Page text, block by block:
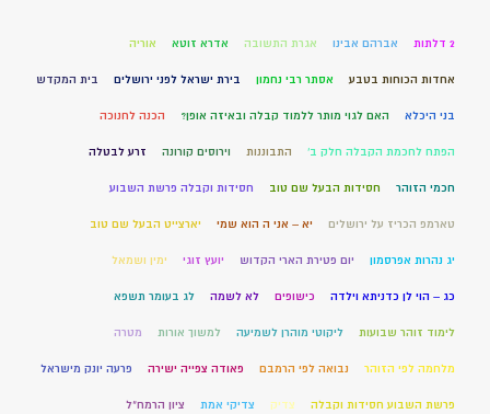
2 דלתות אברהם אבינו אגרת התשובה אדרא זוטא אוריה
אחדות הכוחות בטבע אסתר רבי נחמון בירת ישראל לפני ירושלים בית המקדש
בני היכלא האם לגוי מותר ללמוד קבלה ובאיזה אופן? הכנה לחנוכה
הפתח לחכמת הקבלה חלק ב' התבוננות וירוסים קורונה זרע לבטלה
חכמי הזוהר חסידות הבעל שם טוב חסידות וקבלה פרשת השבוע
טארמפ הכריז על ירושלים יא – אני ה הוא שמי יארצייט הבעל שם טוב
יג נהרות אפרסמון יום פטירת הארי הקדוש יועץ זוגי ימין ושמאל
כג – הוי לן כדניתא וילדה כישופים לא לשמה לג בעומר תשפא
לימוד זוהר שבועות ליקוטי מוהרן לשמיעה למשוך אורות מטרה
מלחמה לפי הזוהר נבואה לפי הרמבם פאודה צפייה ישירה פרעה יונק מישראל
פרשת השבוע חסידות וקבלה צדיק צדיקי אמת ציון הרמח"ל